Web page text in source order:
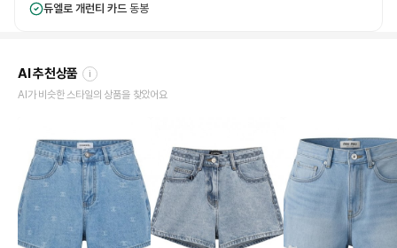
듀엘로 개런티 카드 동봉
AI 추천상품 i
AI가 비슷한 스타일의 상품을 찾았어요